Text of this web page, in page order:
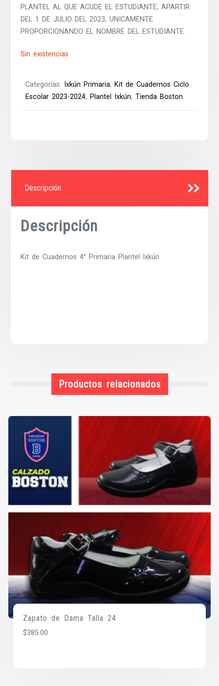
PLANTEL AL QUE ACUDE EL ESTUDIANTE, APARTIR
DEL 1 DE JULIO DEL 2023, UNICAMENTE
PROPORCIONANDO EL NOMBRE DEL ESTUDIANTE.
Sin existencias
Categorías: Ixkún Primaria, Kit de Cuadernos Ciclo
Escolar 2023-2024, Plantel Ixkún,Tienda Boston
Descripción
Descripción
Kit de Cuadernos 4° Primaria Plantel Ixkún
Productos relacionados
Zapato de Dama Talla 24
$385.00